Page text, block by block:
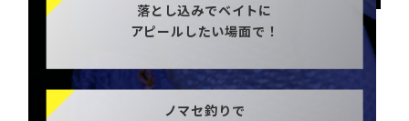
落とし込みでベイトに
アピールしたい場面で！
ノマセ釣りで